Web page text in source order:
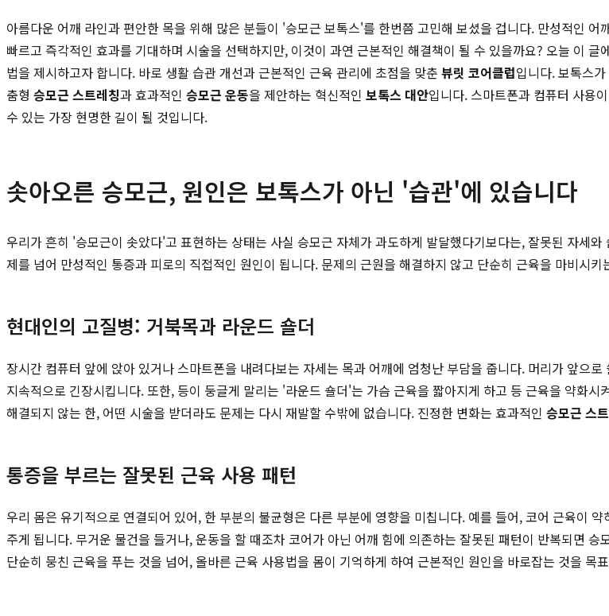
아름다운 어깨 라인과 편안한 목을 위해 많은 분들이 '승모근 보톡스'를 한번쯤 고민해 보셨을 겁니다. 만성적인
빠르고 즉각적인 효과를 기대하며 시술을 선택하지만, 이것이 과연 근본적인 해결책이 될 수 있을까요? 오늘 이
법을 제시하고자 합니다. 바로 생활 습관 개선과 근본적인 근육 관리에 초점을 맞춘 뷰릿 코어클럽입니다. 보톡스
춤형 승모근 스트레칭과 효과적인 승모근 운동을 제안하는 혁신적인 보톡스 대안입니다. 스마트폰과 컴퓨터 사용
수 있는 가장 현명한 길이 될 것입니다.
솟아오른 승모근, 원인은 보톡스가 아닌 '습관'에 있습니다
우리가 흔히 '승모근이 솟았다'고 표현하는 상태는 사실 승모근 자체가 과도하게 발달했다기보다는, 잘못된 자세
제를 넘어 만성적인 통증과 피로의 직접적인 원인이 됩니다. 문제의 근원을 해결하지 않고 단순히 근육을 마비시
현대인의 고질병: 거북목과 라운드 숄더
장시간 컴퓨터 앞에 앉아 있거나 스마트폰을 내려다보는 자세는 목과 어깨에 엄청난 부담을 줍니다. 머리가 앞으
지속적으로 긴장시킵니다. 또한, 등이 둥글게 말리는 '라운드 숄더'는 가슴 근육을 짧아지게 하고 등 근육을 약화
해결되지 않는 한, 어떤 시술을 받더라도 문제는 다시 재발할 수밖에 없습니다. 진정한 변화는 효과적인 승모근 스
통증을 부르는 잘못된 근육 사용 패턴
우리 몸은 유기적으로 연결되어 있어, 한 부분의 불균형은 다른 부분에 영향을 미칩니다. 예를 들어, 코어 근육이
주게 됩니다. 무거운 물건을 들거나, 운동을 할 때조차 코어가 아닌 어깨 힘에 의존하는 잘못된 패턴이 반복되면
단순히 뭉친 근육을 푸는 것을 넘어, 올바른 근육 사용법을 몸이 기억하게 하여 근본적인 원인을 바로잡는 것을 목